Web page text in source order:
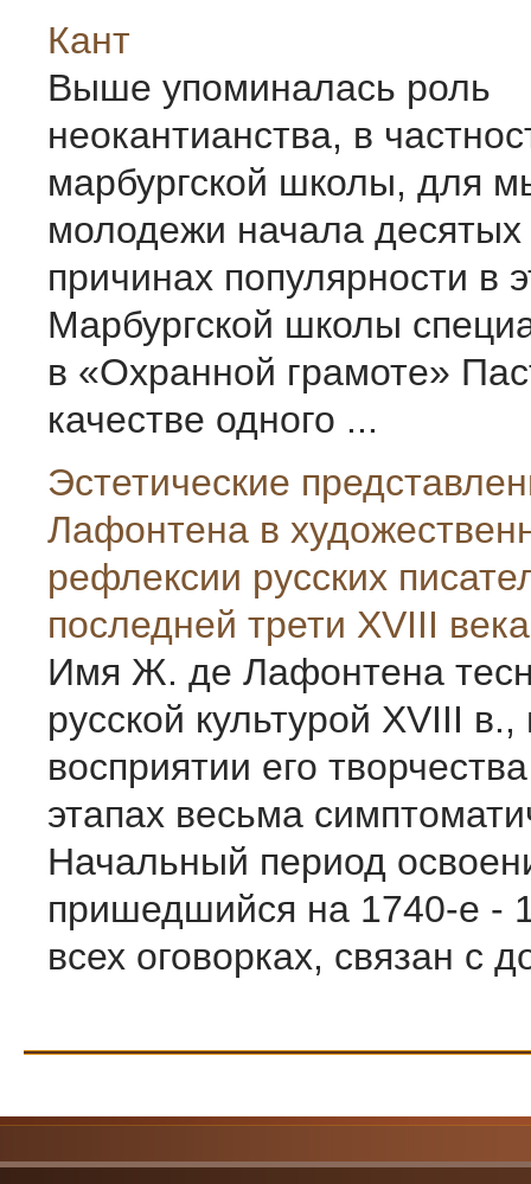
Кант
Выше упоминалась роль
неокантианства, в
марбургской школы, для
молодежи начала
причинах популярности в
Марбургской школы
в «Охранной грамоте»
качестве одного ...
Эстетические
Лафонтена в
рефлексии русских
последней трети XVIII века
Имя Ж. де Лафонтена
русской культурой ХVIII
восприятии его
этапах весьма
Начальный период
пришедшийся на 1740-е -
всех оговорках, связан с